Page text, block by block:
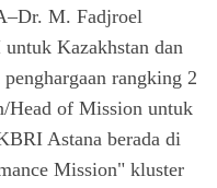
M. Fadjroel
Kazakhstan dan
rangking 2
Head of Mission untuk
Astana berada di
Mission" kluster